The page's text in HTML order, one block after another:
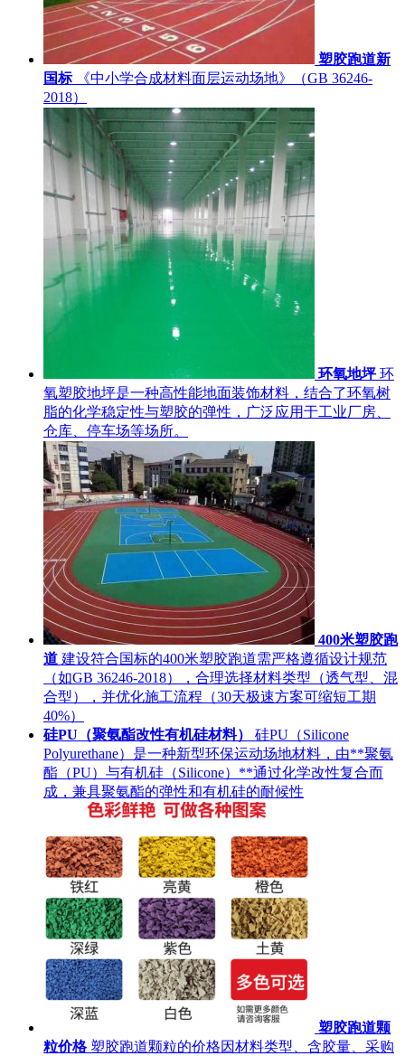
塑胶跑道新
国标
《中小学合成材料面层运动场地》（GB 36246-
2018）
环氧地坪 环
氧塑胶地坪是一种高性能地面装饰材料，结合了环氧树
脂的化学稳定性与塑胶的弹性，广泛应用于工业厂房、
仓库、停车场等场所。
400米塑胶跑
道 建设符合国标的400米塑胶跑道需严格遵循设计规范
（如GB 36246-2018），合理选择材料类型（透气型、混
合型），并优化施工流程（30天极速方案可缩短工期
40%）
硅PU（聚氨酯改性有机硅材料）
硅PU（Silicone
Polyurethane）是一种新型环保运动场地材料，由**聚氨
酯（PU）与有机硅（Silicone）**通过化学改性复合而
成，兼具聚氨酯的弹性和有机硅的耐候性
塑胶跑道颗
粒价格 塑胶跑道颗粒的价格因材料类型、含胶量、采购